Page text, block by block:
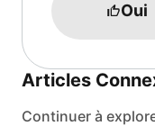
Oui
Articles
Continuer à